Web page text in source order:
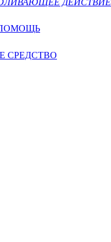
ДЕЙСТВИЕ
СРЕДСТВО